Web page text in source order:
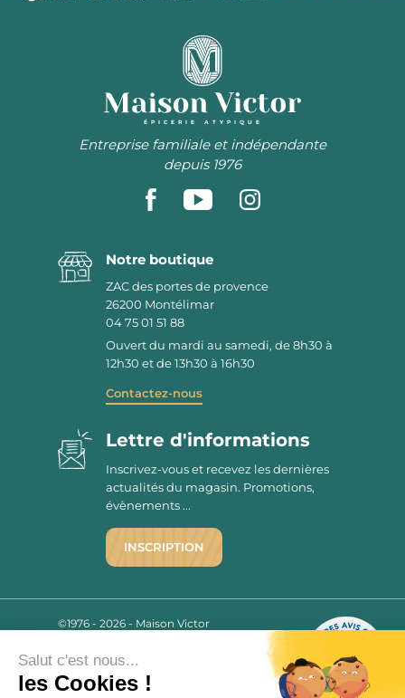
ÉPICERIE ATYPIQUE
Entreprise familiale et indépendante
depuis 1976
Notre boutique
ZAC des portes de provence
26200 Montélimar
04 75 01 51 88
Ouvert du mardi au samedi, de 8h30 à
12h30 et de 13h30 à 16h30
Contactez-nous
2780 AVIS
9.7/10
Lettre d'informations
Inscrivez-vous et recevez les dernières
actualités du magasin. Promotions,
évènements ...
INSCRIPTION
©1976 - 2026 - Maison Victor
Mentions légales
C.G.V.
Salut c'est nous...
les Cookies !